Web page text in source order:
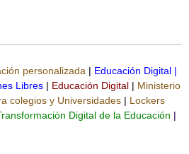
personalizada | Educación Digital |
Libres | Educación Digital | Ministerio
colegios y Universidades | Lockers
Digital de la Educación |